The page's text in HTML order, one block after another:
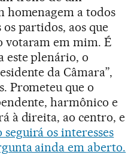
homenagem a todos
partidos, aos que
votaram em mim. É
este plenário, o
da Câmara”,
Prometeu que o
harmônico e
à direita, ao centro, e
seguirá os interesses
ainda em aberto.